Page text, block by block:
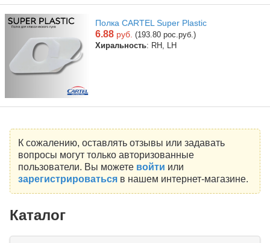
Полка CARTEL Super Plastic
6.88 руб. (193.80 рос.руб.)
Хиральность: RH, LH
К сожалению, оставлять отзывы или задавать
вопросы могут только авторизованные
пользователи. Вы можете войти или
зарегистрироватьсяв нашем интернет-магазине.
Каталог